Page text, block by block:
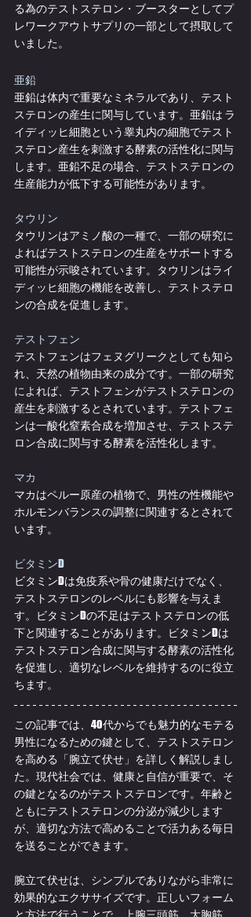
る為のテストステロン・ブースターとしてプ
レワークアウトサプリの一部として摂取して
いました。
亜鉛
亜鉛は体内で重要なミネラルであり、テスト
ステロンの産生に関与しています。亜鉛は ラ
イディッヒ細胞という睾丸内の細胞でテスト
ステロン産生を刺激する酵素の活性化に関与
します。亜鉛不足の場合、テストステロンの
生産能力が低下する可能性があります。
タウリン
タウリンはアミノ酸の一種で、一部の研究に
よればテストステロンの生産をサポートする
可能性が示唆されています。タウリンはライ
ディッヒ細胞の機能を改善し、テストステロ
ンの合成を促進します。
テストフェン
テストフェンはフェヌグリークとしても知ら
れ、天然の植物由来の成分です。一部の研究
によれば、テストフェンがテストステロンの
産生を刺激するとされています。テストフェ
ンは一酸化窒素合成を増加させ、テストステ
ロン合成に関与する酵素を活性化します。
マカ
マカはペルー原産の植物で、男性の性機能や
ホルモンバランスの調整に関連するとされて
います。
ビタミンD
ビタミンDは免疫系や骨の健康だけでなく、
テストステロンのレベルにも影響を与えま
す。ビタミンDの不足はテストステロンの低
下と関連することがあります。ビタミンDは
テストステロン合成に関与する酵素の活性化
を促進し、適切なレベルを維持するのに役立
ちます。
この記事では、40代からでも魅力的なモテる
男性になるための鍵として、テストステロン
を高める「腕立て伏せ」を詳しく解説しまし
た。現代社会では、健康と自信が重要で、そ
の鍵となるのがテストステロンです。年齢と
ともにテストステロンの分泌が減少します
が、適切な方法で高めることで活力ある毎日
を送ることができます。
腕立て伏せは、シンプルでありながら非常に
効果的なエクササイズです。正しいフォーム
と方法で行うことで、上腕三頭筋、大胸筋、